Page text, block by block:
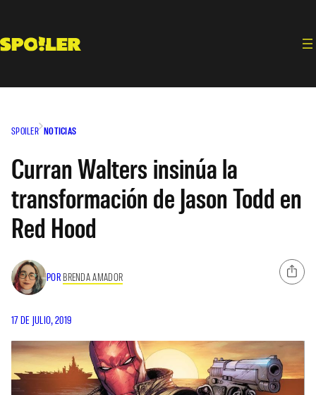
contenido
SPOILER NOTICIAS
Curran Walters insinúa la
transformación de Jason Todd en
Red Hood
POR BRENDA AMADOR
17 DE JULIO, 2019